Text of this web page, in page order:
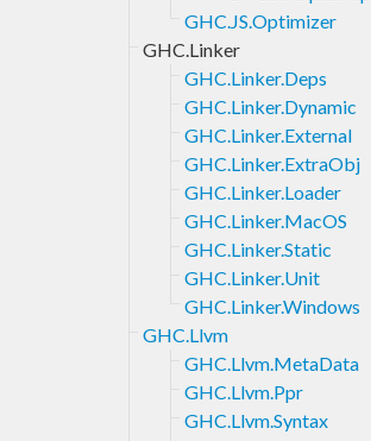
GHC.JS.Optimizer
GHC.Linker
GHC.Linker.Deps
GHC.Linker.Dynamic
GHC.Linker.External
GHC.Linker.ExtraObj
GHC.Linker.Loader
GHC.Linker.MacOS
GHC.Linker.Static
GHC.Linker.Unit
GHC.Linker.Windows
GHC.Llvm
GHC.Llvm.MetaData
GHC.Llvm.Ppr
GHC.Llvm.Syntax